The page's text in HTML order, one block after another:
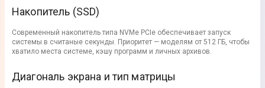
Накопитель (SSD)
Современный накопитель типа NVMe PCIe обеспечивает запуск
системы в считаные секунды. Приоритет — моделям от 512 ГБ, чтобы
хватило места системе, кэшу программ и личных архивов.
Диагональ экрана и тип матрицы